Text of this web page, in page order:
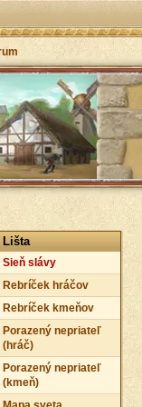
Lišta
Sieň slávy
Rebríček hráčov
Rebríček kmeňov
Porazený nepriateľ
(hráč)
Porazený nepriateľ
(kmeň)